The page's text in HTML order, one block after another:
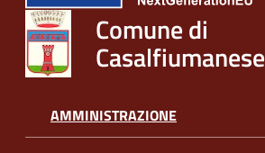
Comune di
Casalfiumanese
AMMINISTRAZIONE